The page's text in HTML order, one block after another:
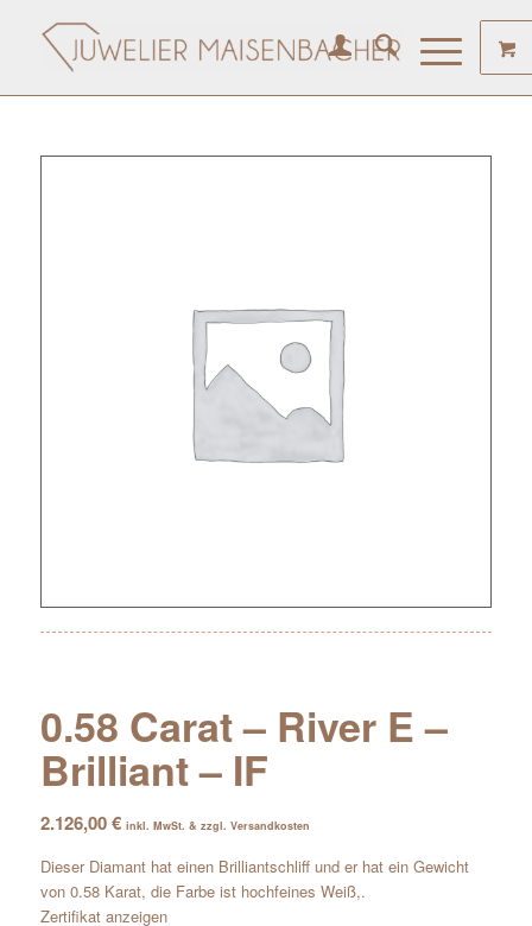
0.58 Carat – River E –
Brilliant – IF
2.126,00€ inkl. MwSt. & zzgl. Versandkosten
Dieser Diamant hat einen Brilliantschliff und er hat ein Gewicht
von 0.58 Karat, die Farbe ist hochfeines Weiß,.
Zertifikat anzeigen